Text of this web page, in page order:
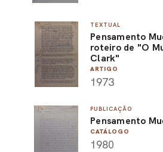
TEXTUAL
Pensamento
roteiro de "O
Clark"
ARTIGO
1973
PUBLICAÇÃO
Pensamento
CATÁLOGO
1980